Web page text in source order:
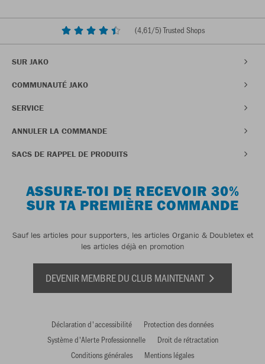
(4,61/5) Trusted Shops
SUR JAKO
COMMUNAUTÉ JAKO
SERVICE
ANNULER LA COMMANDE
SACS DE RAPPEL DE PRODUITS
ASSURE-TOI DE RECEVOIR 30%
SUR TA PREMIÈRE COMMANDE
Sauf les articles pour supporters, les articles Organic & Doubletex et
les articles déjà en promotion
DEVENIR MEMBRE DU CLUB MAINTENANT
Déclaration d'accessibilité
Protection des données
Système d'Alerte Professionnelle
Droit de rétractation
Conditions générales
Mentions légales